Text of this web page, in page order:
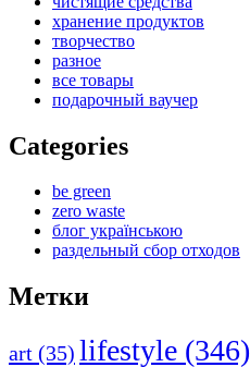
хранение продуктов
творчество
разное
все товары
подарочный ваучер
Categories
be green
zero waste
блог українською
раздельный сбор отходов
Метки
art (35) lifestyle (346)